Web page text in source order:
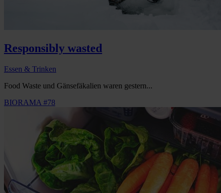
Responsibly wasted
Essen & Trinken
Food Waste und Gänsefäkalien waren gestern...
BIORAMA #78